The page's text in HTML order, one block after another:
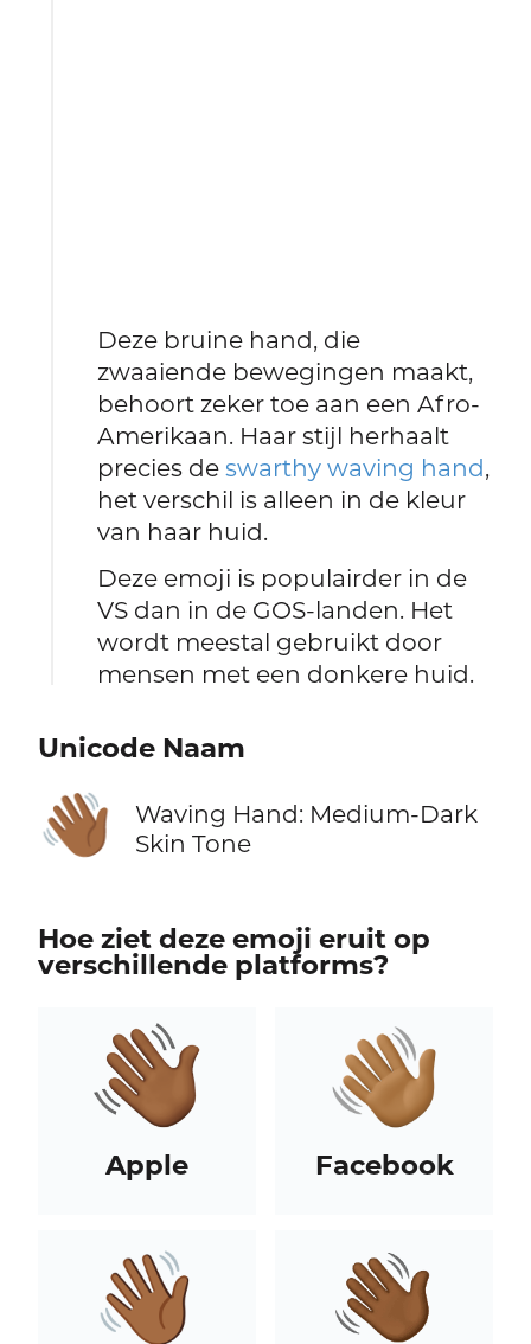
Deze bruine hand, die
zwaaiende bewegingen maakt,
behoort zeker toe aan een Afro-
Amerikaan. Haar stijl herhaalt
precies deswarthy waving hand,
het verschil is alleen in de kleur
van haar huid.
Deze emoji is populairder in de
VS dan in de GOS-landen. Het
wordt meestal gebruikt door
mensen met een donkere huid.
Unicode Naam
👋🏾
Waving Hand: Medium-Dark
Skin Tone
Hoe ziet deze emoji eruit op
verschillende platforms?
Apple Facebook